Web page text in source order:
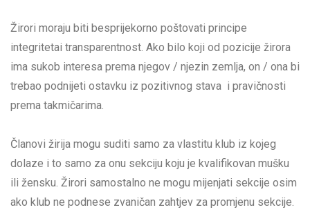
Žirori moraju biti besprijekorno poštovati principe
integritetai transparentnost. Ako bilo koji od pozicije žirora
ima sukob interesa prema njegov / njezin zemlja, on / ona bi
trebao podnijeti ostavku iz pozitivnog stava i pravičnosti
prema takmičarima.
Članovi žirija mogu suditi samo za vlastitu klub iz kojeg
dolaze i to samo za onu sekciju koju je kvalifikovan mušku
ili žensku. Žirori samostalno ne mogu mijenjati sekcije osim
ako klub ne podnese zvaničan zahtjev za promjenu sekcije.